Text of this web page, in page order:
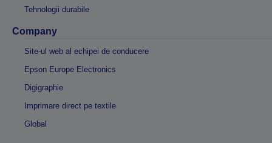
Tehnologii durabile
Company
Site-ul web al echipei de conducere
Epson Europe Electronics
Digigraphie
Imprimare direct pe textile
Global